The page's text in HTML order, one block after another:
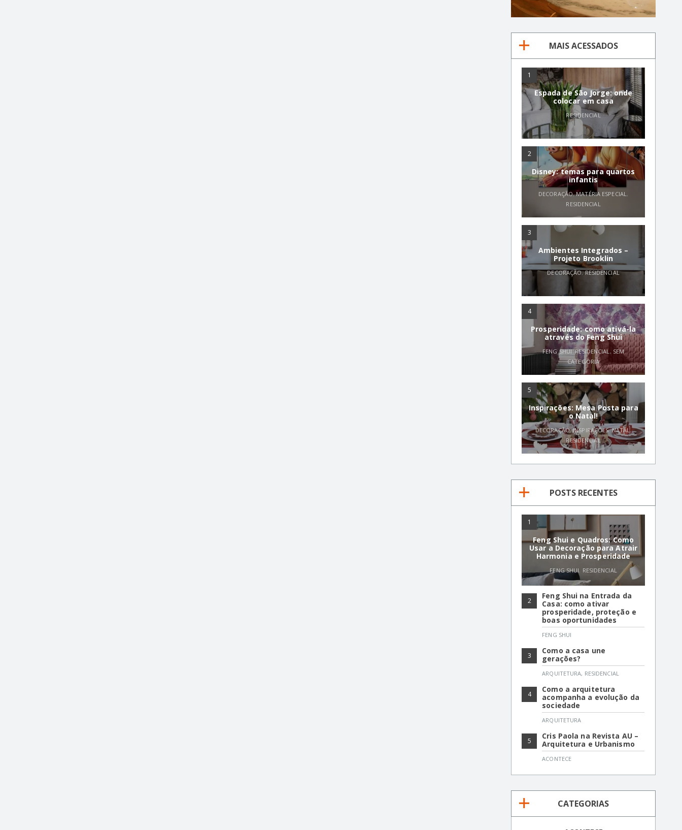
MAIS ACESSADOS
1
Espada de São Jorge: onde
colocar em casa
RESIDENCIAL
2
Disney: temas para quartos
infantis
DECORAÇÃO,MATÉRIA ESPECIAL,
RESIDENCIAL
3
Ambientes Integrados –
Projeto Brooklin
DECORAÇÃO,RESIDENCIAL
4
Prosperidade: como ativá-la
através do Feng Shui
FENG SHUI,RESIDENCIAL, SEM
CATEGORIA
5
Inspirações: Mesa Posta para
o Natal!
DECORAÇÃO,INSPIRAÇÕES,NATAL,
RESIDENCIAL
POSTS RECENTES
1
Feng Shui e Quadros: Como
Usar a Decoração para Atrair
Harmonia e Prosperidade
FENG SHUI, RESIDENCIAL
2
Feng Shui na Entrada da
Casa: como ativar
prosperidade, proteção e
boas oportunidades
FENG SHUI
3
Como a casa une
gerações?
ARQUITETURA, RESIDENCIAL
4
Como a arquitetura
acompanha a evolução da
sociedade
ARQUITETURA
5
Cris Paola na Revista AU –
Arquitetura e Urbanismo
ACONTECE
CATEGORIAS